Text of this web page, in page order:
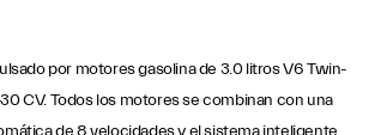
por motores gasolina de 3.0 litros V6 Twin-
CV. Todos los motores se combinan con una